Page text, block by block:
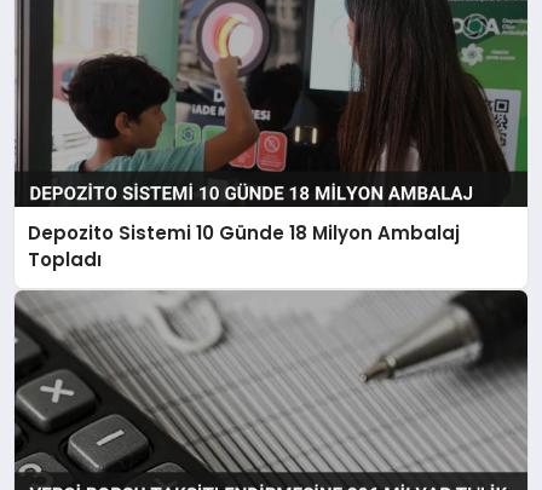
Depozito Sistemi 10 Günde 18 Milyon Ambalaj
Topladı